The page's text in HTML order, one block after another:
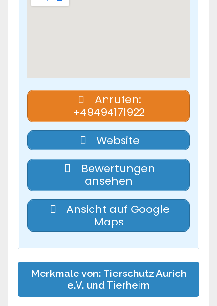
Anrufen:
+49494171922
Website
Bewertungen
ansehen
Ansicht auf Google
Maps
Merkmale von: Tierschutz Aurich
e.V. und Tierheim